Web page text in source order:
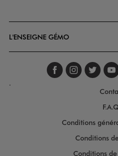
L'ENSEIGNE GÉMO
Suivez-
.
Conditions
Conditions
Conditions